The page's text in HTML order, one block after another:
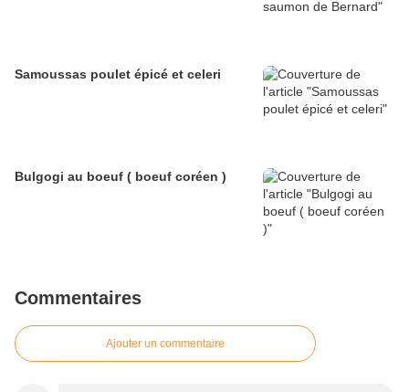
Samoussas poulet épicé et celeri
Bulgogi au boeuf ( boeuf coréen )
Commentaires
Ajouter un commentaire